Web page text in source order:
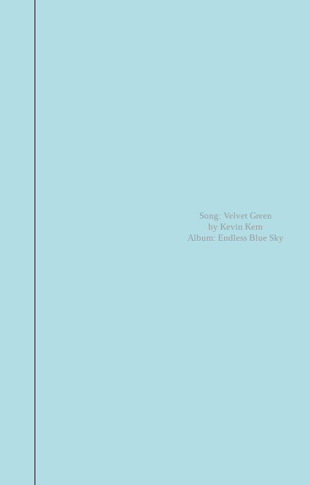
Song: Velvet Green
by Kevin Kern
Album: Endless Blue Sky